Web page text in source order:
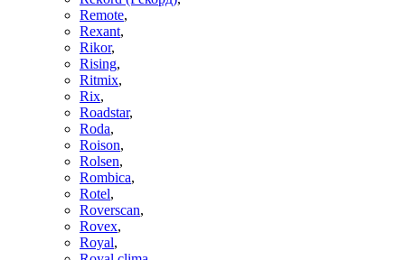
Remote,
Rexant,
Rikor,
Rising,
Ritmix,
Rix,
Roadstar,
Roda,
Roison,
Rolsen,
Rombica,
Rotel,
Roverscan,
Rovex,
Royal,